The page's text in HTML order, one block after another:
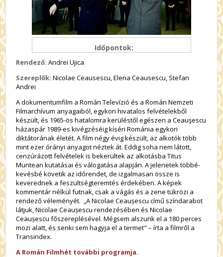
Időpontok:
Rendező: Andrei Ujica
Szereplők: Nicolae Ceausescu, Elena Ceausescu, Stefan
Andrei
A dokumentumfilm a Román Televízió és a Román Nemzeti
Filmarchívum anyagaiból, egykori hivatalos felvételekből
készült, és 1965-ös hatalomra kerüléstől egészen a Ceauşescu
házaspár 1989-es kivégzéséig kíséri Románia egykori
diktátorának életét. A film négy évig készült, az alkotók több
mint ezer órányi anyagot néztek át. Eddig soha nem látott,
cenzúrázott felvételek is bekerültek az alkotásba Titus
Muntean kutatásai és válogatása alapján. A jelenetek többé-
kevésbé követik az időrendet, de izgalmasan össze is
keverednek a feszültségteremtés érdekében. A képek
kommentár nélkül futnak, csak a vágás és a zene tükrözi a
rendező véleményét. „A Nicolae Ceaușescu című színdarabot
látjuk, Nicolae Ceaușescu rendezésében és Nicolae
Ceaușescu főszereplésével. Mégsem alszunk el a 180 perces
mozi alatt, és senki sem hagyja el a termet" – írta a filmről a
Transindex.
A Román Filmhét további programja.